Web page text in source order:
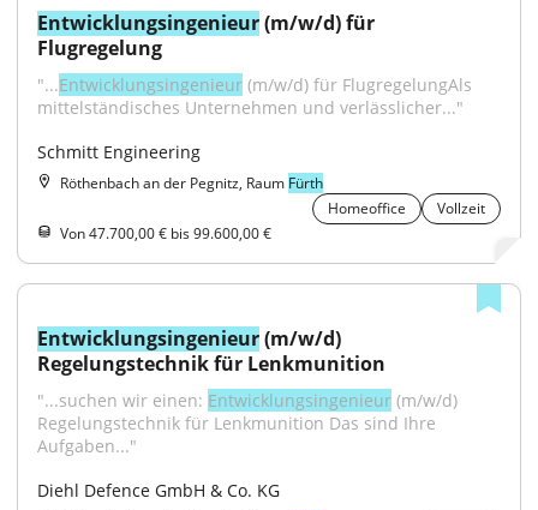
Entwicklungsingenieur (m/w/d) für
Flugregelung
"...Entwicklungsingenieur (m/w/d) für FlugregelungAls
mittelständisches Unternehmen und verlässlicher..."
Schmitt Engineering
Röthenbach an der Pegnitz, Raum Fürth
Homeoffice
Vollzeit
Von 47.700,00 € bis 99.600,00 €
Entwicklungsingenieur (m/w/d)
Regelungstechnik für Lenkmunition
"...suchen wir einen: Entwicklungsingenieur (m/w/d)
Regelungstechnik für Lenkmunition Das sind Ihre
Aufgaben..."
Diehl Defence GmbH & Co. KG